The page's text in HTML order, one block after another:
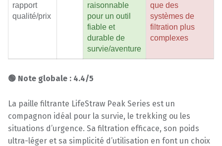
rapport
qualité/prix
raisonnable
pour un outil
fiable et
durable de
survie/aventure
que des
systèmes de
filtration plus
complexes
🟢 Note globale : 4.4/5
La paille filtrante LifeStraw Peak Series est un
compagnon idéal pour la survie, le trekking ou les
situations d’urgence. Sa filtration efficace, son poids
ultra-léger et sa simplicité d’utilisation en font un choix